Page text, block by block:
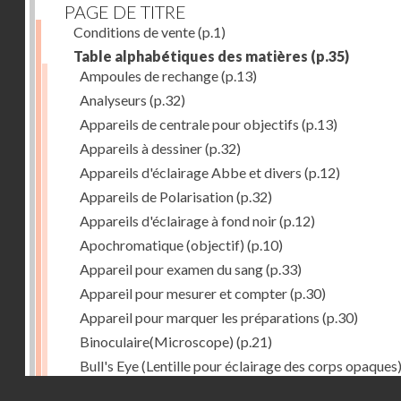
PAGE DE TITRE
Conditions de vente(p.1)
Table alphabétiques des matières (p.35)
Ampoules de rechange(p.13)
Analyseurs (p.32)
Appareils de centrale pour objectifs (p.13)
Appareils à dessiner(p.32)
Appareils d'éclairage Abbe et divers (p.12)
Appareils de Polarisation(p.32)
Appareils d'éclairage à fond noir(p.12)
Apochromatique (objectif) (p.10)
Appareil pour examen du sang(p.33)
Appareil pour mesurer et compter(p.30)
Appareil pour marquer les préparations (p.30)
Binoculaire(Microscope) (p.21)
Bull's Eye (Lentille pour éclairage des corps opaques)
(p.27)